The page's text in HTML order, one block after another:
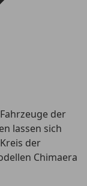
der
lassen sich
der
Chimaera